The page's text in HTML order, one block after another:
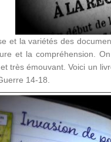
et la variétés des
et la compréhension.
et très émouvant. Voici un
14-18.